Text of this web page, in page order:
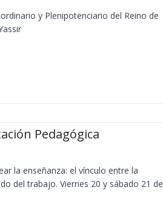
y Plenipotenciario del Reino de
Pedagógica
la enseñanza: el vínculo entre la
del trabajo. Viernes 20 y sábado 21 de